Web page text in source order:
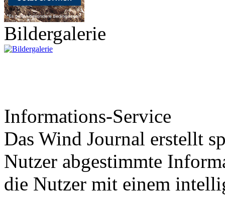
Bildergalerie
Informations-Service
Das Wind Journal erstellt
Nutzer abgestimmte
die Nutzer mit einem